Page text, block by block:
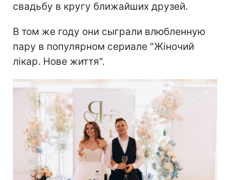
свадьбу в кругу ближайших друзей.
В том же году они сыграли влюбленную
пару в популярном сериале "Жіночий
лікар. Нове життя".